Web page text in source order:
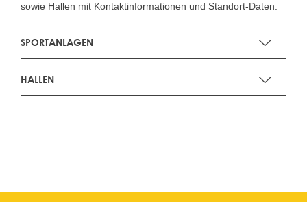
sowie Hallen mit Kontaktinformationen und Standort-Daten.
SPORTANLAGEN
HALLEN